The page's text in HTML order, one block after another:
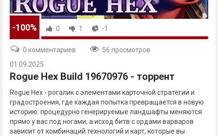
-100% 0 1 -1
0 комментариев
56 просмотров
01.09.2025
Rogue Hex Build 19670976 - торрент
Rogue Hex - рогалик с элементами карточной стратегии и
градостроения, где каждая попытка превращается в новую
историю: процедурно генерируемые ландшафты меняются
прямо у вас под ногами, а исход битв с ордами варваров
зависит от комбинаций технологий и карт, которые вы